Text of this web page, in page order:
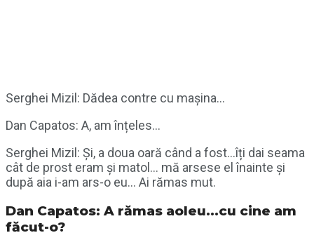
Serghei Mizil: Dădea contre cu mașina…
Dan Capatos: A, am înțeles…
Serghei Mizil: Și, a doua oară când a fost…îți dai seama
cât de prost eram și matol… mă arsese el înainte și
după aia i-am ars-o eu… Ai rămas mut.
Dan Capatos: A rămas aoleu…cu cine am
făcut-o?